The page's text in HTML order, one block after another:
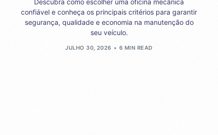
confiável e conheça os principais critérios para garantir
segurança, qualidade e economia na manutenção do
seu veículo.
JULHO 30, 2026 6 MIN READ